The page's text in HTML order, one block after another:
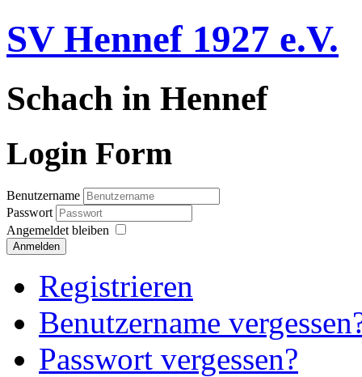
SV Hennef 1927 e.V.
Schach in Hennef
Login Form
Benutzername
Passwort
Angemeldet bleiben
Anmelden
Registrieren
Benutzername
Passwort vergessen?